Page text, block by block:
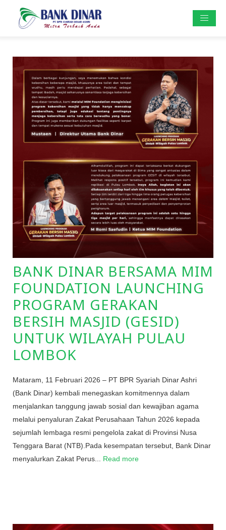
BANK DINAR BERSAMA MIM
FOUNDATION LAUNCHING
PROGRAM GERAKAN
BERSIH MASJID (GESID)
UNTUK WILAYAH PULAU
LOMBOK
Mataram, 11 Februari 2026 – PT BPR Syariah Dinar Ashri
(Bank Dinar) kembali menegaskan komitmennya dalam
menjalankan tanggung jawab sosial dan kewajiban agama
melalui penyaluran Zakat Perusahaan Tahun 2026 kepada
sejumlah lembaga resmi pengelola zakat di Provinsi Nusa
Tenggara Barat (NTB).Pada kesempatan tersebut, Bank Dinar
menyalurkan Zakat Perus... Read more